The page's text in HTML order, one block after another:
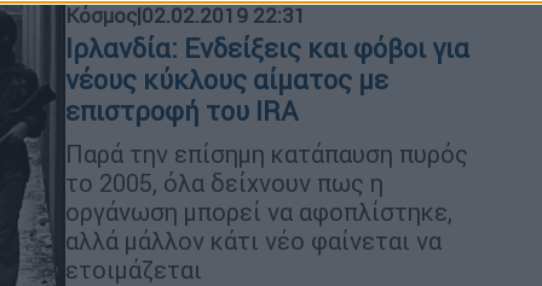
Κόσμος|02.02.2019 22:31
Ιρλανδία: Ενδείξεις και φόβοι για
νέους κύκλους αίματος με
επιστροφή του IRA
Παρά την επίσημη κατάπαυση πυρός
το 2005, όλα δείχνουν πως η
οργάνωση μπορεί να αφοπλίστηκε,
αλλά μάλλον κάτι νέο φαίνεται να
ετοιμάζεται